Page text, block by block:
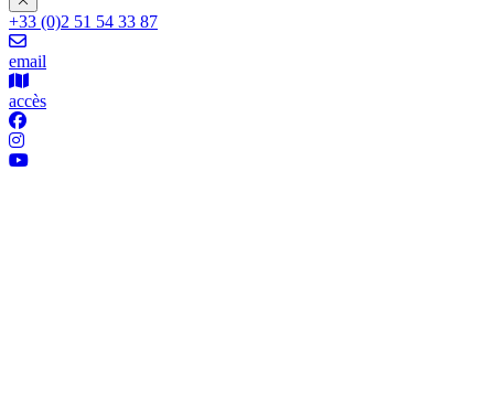
+33 (0)2 51 54 33 87
email
accès